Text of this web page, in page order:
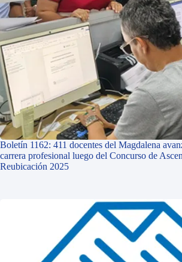
Boletín 1162: 411 docentes del Magdalena
carrera profesional luego del Concurso de
Reubicación 2025